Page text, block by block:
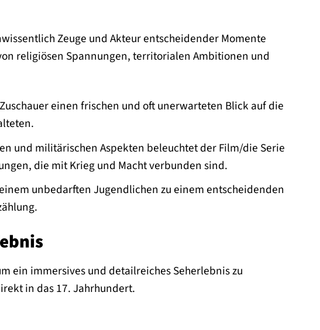
Zeuge und Akteur entscheidender Momente
religiösen Spannungen, territorialen Ambitionen und
einen frischen und oft unerwarteten Blick auf die
und militärischen Aspekten beleuchtet der Film/die Serie
die mit Krieg und Macht verbunden sind.
unbedarften Jugendlichen zu einem entscheidenden
ein immersives und detailreiches Seherlebnis zu
in das 17. Jahrhundert.